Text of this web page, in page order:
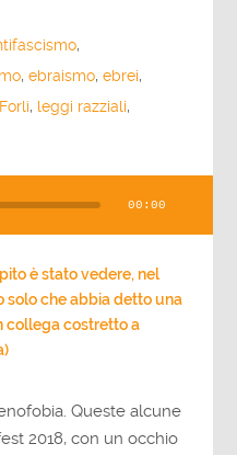
,
,ebraismo,ebrei,
Forlì, leggi razziali,
00:00
è stato vedere, nel
solo che abbia detto una
collega costretto a
Queste alcune
2018, con un occhio